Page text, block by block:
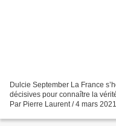
Dulcie September La France s’honorerait de permettre des avancées
décisives pour connaître la
Par Pierre Laurent / 4 mars